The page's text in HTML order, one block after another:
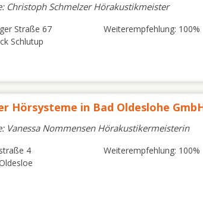
Christoph Schmelzer Hörakustikmeister
Straße 67
Schlutup
Weiterempfehlung: 100%
Hörsysteme in Bad Oldeslohe
Vanessa Nommensen Hörakustikermeisterin
4
Weiterempfehlung: 100%